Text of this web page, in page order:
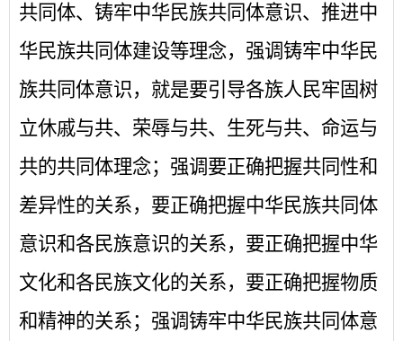
共同体、铸牢中华民族共同体意识、推进中
华民族共同体建设等理念，强调铸牢中华民
族共同体意识，就是要引导各族人民牢固树
立休戚与共、荣辱与共、生死与共、命运与
共的共同体理念；强调要正确把握共同性和
差异性的关系，要正确把握中华民族共同体
意识和各民族意识的关系，要正确把握中华
文化和各民族文化的关系，要正确把握物质
和精神的关系；强调铸牢中华民族共同体意